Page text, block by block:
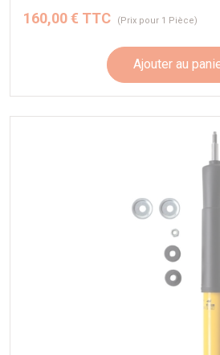
160,00 € TTC (Prix pour 1 Pièce)
Ajouter au